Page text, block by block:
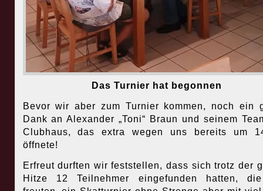
Das Turnier hat begonnen
Bevor wir aber zum Turnier kommen, noch ein
Dank an Alexander „Toni“ Braun und seinem
Clubhaus, das extra wegen uns bereits um
öffnete!
Erfreut durften wir feststellen, dass sich trotz der
Hitze 12 Teilnehmer eingefunden hatten,